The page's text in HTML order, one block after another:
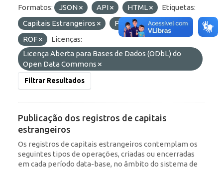
Formatos: JSON API HTML
Etiquetas:
Capitais Estrangeiros
Portfólio
IED
ROF
Licenças:
Licença Aberta para Bases de Dados (ODbL) do
Open Data Commons
Filtrar Resultados
Publicação dos registros de capitais
estrangeiros
Os registros de capitais estrangeiros contemplam os
seguintes tipos de operações, criadas ou encerradas
em cada período data-base, no âmbito do sistema de